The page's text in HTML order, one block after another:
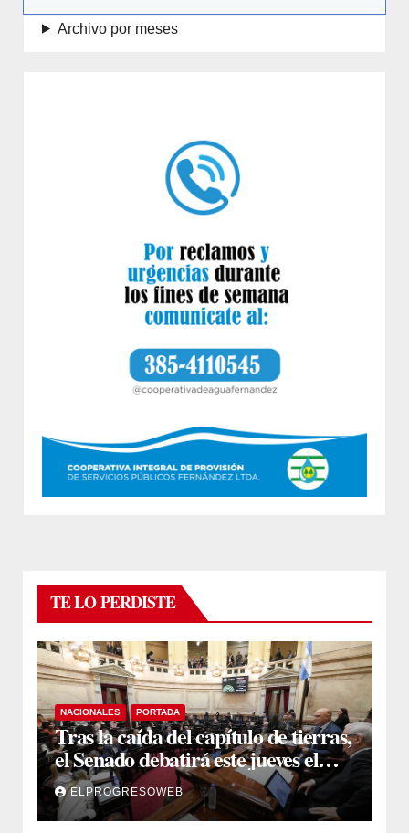
Archivo por meses
TE LO PERDISTE
NACIONALES PORTADA
Tras la caída del capítulo de tierras,
el Senado debatirá este jueves el
proyecto sobre propiedad privada
ELPROGRESOWEB